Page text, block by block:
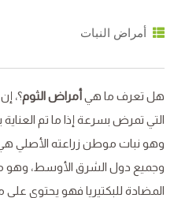
أمراض النبات
هل تعرف ما هيأمراض الثوم
التي تمرض بسرعة إذا ما تم العناية
وهو نبات موطن زراعته الأصلي
وجميع دول الشرق الأوسط،
المضادة للبكتيريا فهو يحتوي